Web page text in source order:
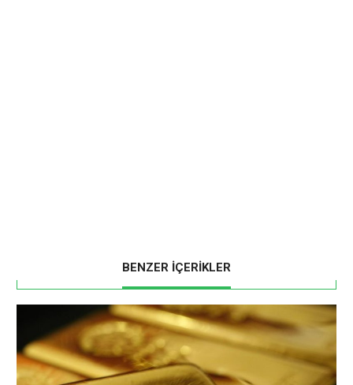
BENZER İÇERİKLER